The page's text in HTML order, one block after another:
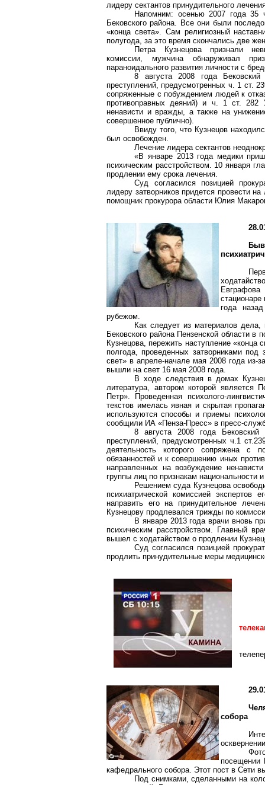
лидеру сектантов принудительного
Напомним: осенью 2007 года 35
Бековского района. Все они были
«конца света». Сам религиозный
полугода, за это время скончались две
Петра Кузнецова признали
комиссии, мужчина обнаруживал
параноидального развития личности с
8 августа 2008 года
Бековский
преступлений, предусмотренных ч. 1 ст.
сопряженные с побуждением людей к
противоправных деяний) и ч. 1 ст. 282
ненависти и вражды, а также на
совершенное публично).
Ввиду того, что Кузнецов
был освобожден.
Лечение лидера сектантов
«В январе 2013 года медики
психическим расстройством. 10 января
продлении ему срока лечения.
Суд согласился позицией
лидеру затворников придется провести
помощник прокурора области Юлия
Евграфова
года
рубежом.
Как следует из материалов
Бековского района Пензенской области в
Кузнецова, пережить наступление
полгода, проведенных затворниками
свет» в апреле-начале мая 2008 года
вышли на свет 16 мая 2008 года.
В ходе следствия в домах
литература, автором которой является
Петр». Проведенная психолого-
текстов имелась явная и скрытая
используются способы и приемы
сообщили ИА «Пенза-Пресс» в пресс-
8 августа 2008 года
Бековский
преступлений, предусмотренных ч.1
деятельность которого сопряжена с
обязанностей и к совершению иных
направленных на возбуждение
группы лиц по признакам национальности
Решением суда Кузнецова
психиатрической комиссией
направить его на принудительное
Кузнецову продлевался трижды по
В январе 2013 года врачи вновь
психическим расстройством. Главный
вышел с ходатайством о продлении
Суд согласился позицией
продлить принудительные меры
собора
посещении
кафедрального собора. Этот пост в Сети
Под снимками, сделанными на